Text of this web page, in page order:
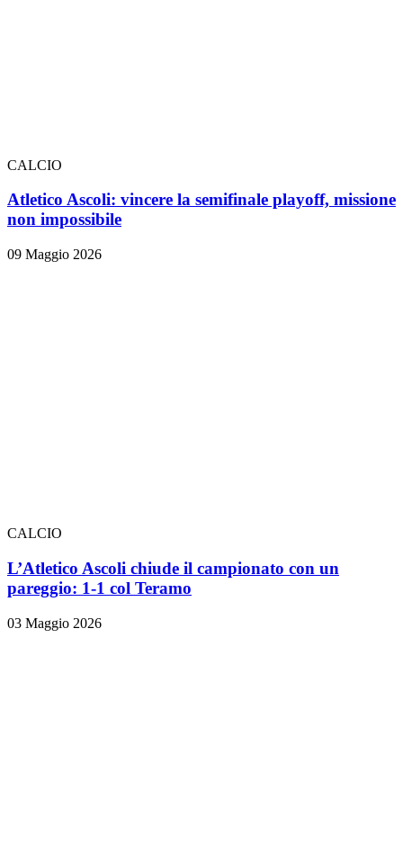
CALCIO
Atletico Ascoli: vincere la semifinale playoff, missione
non impossibile
09 Maggio 2026
CALCIO
L’Atletico Ascoli chiude il campionato con un
pareggio: 1-1 col Teramo
03 Maggio 2026